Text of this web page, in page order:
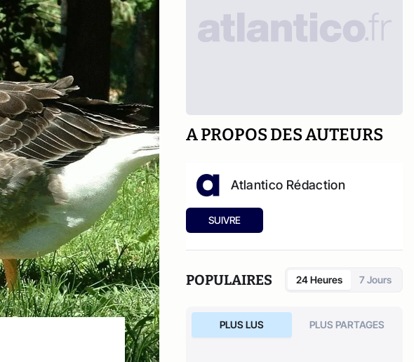
A PROPOS DES AUTEURS
Atlantico Rédaction
SUIVRE
POPULAIRES 24 Heures 7 Jours
PLUS LUS PLUS PARTAGES